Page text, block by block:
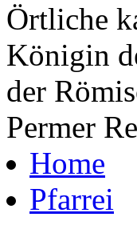
Örtliche
Königin
der
Permer
Home
Pfarrei